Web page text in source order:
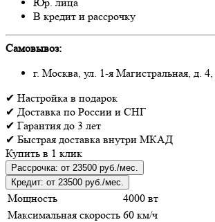
В кредит и рассрочку
Самовывоз:
г. Москва, ул. 1-я Магистральная, д. 4,
✔ Настройка в подарок
✔ Доставка по России и СНГ
✔ Гарантия до 3 лет
✔ Быстрая доставка внутри МКАД
Купить в 1 клик
Рассрочка: от 23500 руб./мес.
Кредит: от 23500 руб./мес.
Мощность
4000 вт
Максимальная скорость 60 км/ч